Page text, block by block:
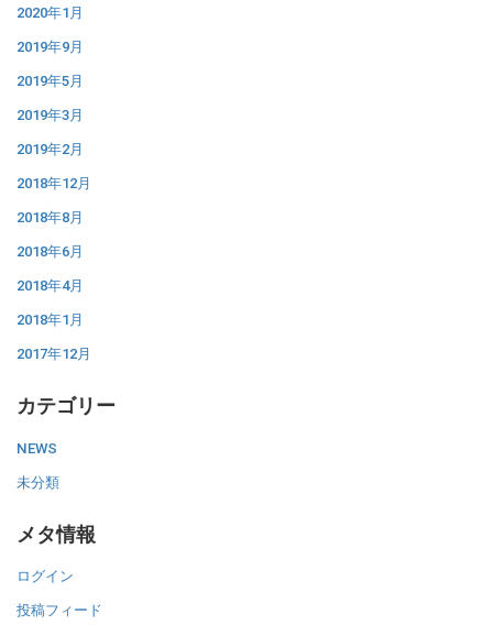
2020年1月
2019年9月
2019年5月
2019年3月
2019年2月
2018年12月
2018年8月
2018年6月
2018年4月
2018年1月
2017年12月
カテゴリー
NEWS
未分類
メタ情報
ログイン
投稿フィード